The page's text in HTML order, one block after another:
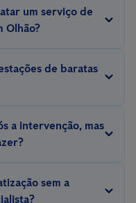
repelentes, inseticidas,
um serviço de
Olhão?
e a biologia
de baratas
manutenção do
a intervenção, mas
intervalo de cerca de 20
sem a